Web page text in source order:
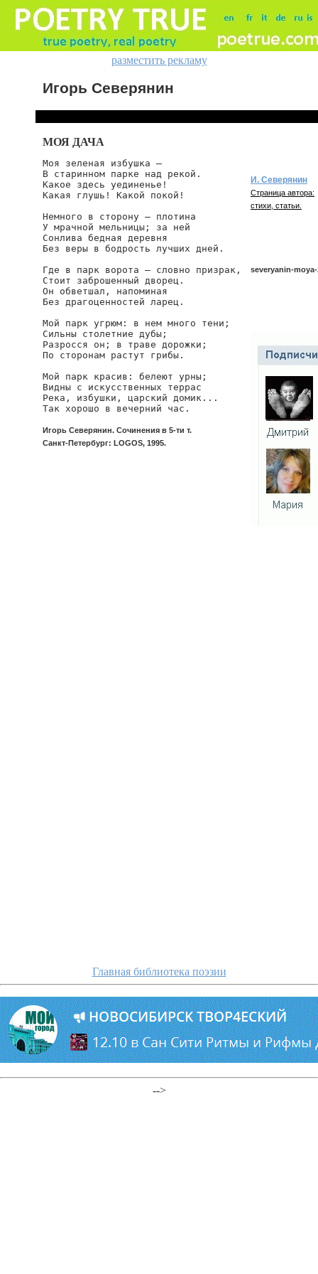
разместить рекламу
Игорь Северянин
МОЯ ДАЧА
Моя зеленая избушка —
В старинном парке над рекой.
Какое здесь уединенье!
Какая глушь! Какой покой!
Немного в сторону — плотина
У мрачной мельницы; за ней
Сонлива бедная деревня
Без веры в бодрость лучших дней.
Где в парк ворота — словно призрак,
Стоит заброшенный дворец.
Он обветшал, напоминая
Без драгоценностей ларец.
Мой парк угрюм: в нем много тени;
Сильны столетние дубы;
Разросся он; в траве дорожки;
По сторонам растут грибы.
Мой парк красив: белеют урны;
Видны с искусственных террас
Река, избушки, царский домик...
Так хорошо в вечерний час.
Игорь Северянин. Сочинения в 5-ти т.
Санкт-Петербург: LOGOS, 1995.
И. Северянин
Страница автора:
стихи, статьи.
severyanin-
Главная библиотека поэзии
-->